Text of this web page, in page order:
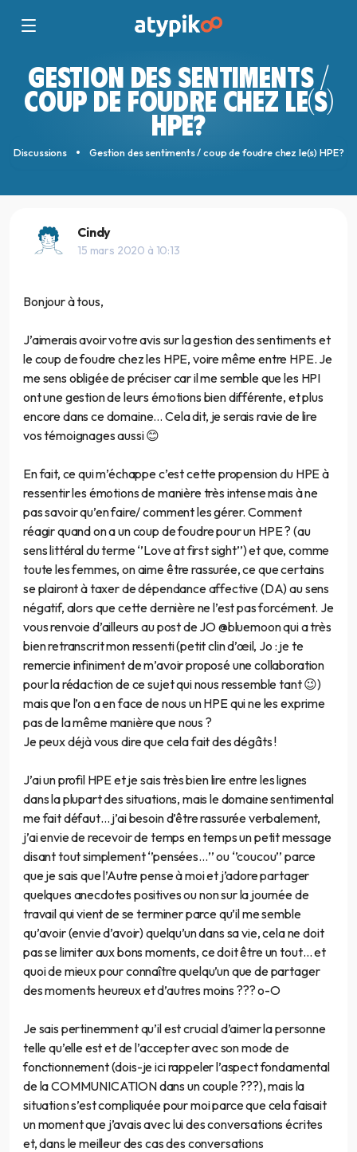
GESTION DES SENTIMENTS /
COUP DE FOUDRE CHEZ LE(S)
HPE?
Discussions Gestion des sentiments / coup de foudre chez le(s) HPE?
Cindy
15 mars 2020 à 10:13
Bonjour à tous,
J’aimerais avoir votre avis sur la gestion des sentiments et
le coup de foudre chez les HPE, voire même entre HPE. Je
me sens obligée de préciser car il me semble que les HPI
ont une gestion de leurs émotions bien différente, et plus
encore dans ce domaine… Cela dit, je serais ravie de lire
vos témoignages aussi 😊
En fait, ce qui m’échappe c’est cette propension du HPE à
ressentir les émotions de manière très intense mais à ne
pas savoir qu’en faire/ comment les gérer. Comment
réagir quand on a un coup de foudre pour un HPE ? (au
sens littéral du terme ‘’Love at first sight’’) et que, comme
toute les femmes, on aime être rassurée, ce que certains
se plairont à taxer de dépendance affective (DA) au sens
négatif, alors que cette dernière ne l’est pas forcément. Je
vous renvoie d’ailleurs au post de JO @bluemoon qui a très
bien retranscrit mon ressenti (petit clin d’œil, Jo : je te
remercie infiniment de m’avoir proposé une collaboration
pour la rédaction de ce sujet qui nous ressemble tant 😉)
mais que l’on a en face de nous un HPE qui ne les exprime
pas de la même manière que nous ?
Je peux déjà vous dire que cela fait des dégâts !
J’ai un profil HPE et je sais très bien lire entre les lignes
dans la plupart des situations, mais le domaine sentimental
me fait défaut… j’ai besoin d’être rassurée verbalement,
j’ai envie de recevoir de temps en temps un petit message
disant tout simplement ‘’pensées…’’ ou ‘’coucou’’ parce
que je sais que l’Autre pense à moi et j’adore partager
quelques anecdotes positives ou non sur la journée de
travail qui vient de se terminer parce qu’il me semble
qu’avoir (envie d’avoir) quelqu’un dans sa vie, cela ne doit
pas se limiter aux bons moments, ce doit être un tout… et
quoi de mieux pour connaître quelqu’un que de partager
des moments heureux et d’autres moins ??? o-O
Je sais pertinemment qu’il est crucial d’aimer la personne
telle qu’elle est et de l’accepter avec son mode de
fonctionnement (dois-je ici rappeler l’aspect fondamental
de la COMMUNICATION dans un couple ???), mais la
situation s’est compliquée pour moi parce que cela faisait
un moment que j’avais avec lui des conversations écrites
et, dans le meilleur des cas des conversations